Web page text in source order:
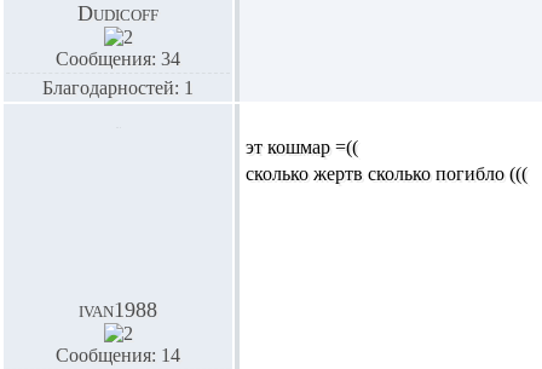
Dudicoff
Сообщения: 34
Благодарностей: 1
ivan1988
Сообщения: 14
эт кошмар =((
сколько жертв сколько погибло (((